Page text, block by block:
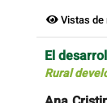
Vistas
El
Rural